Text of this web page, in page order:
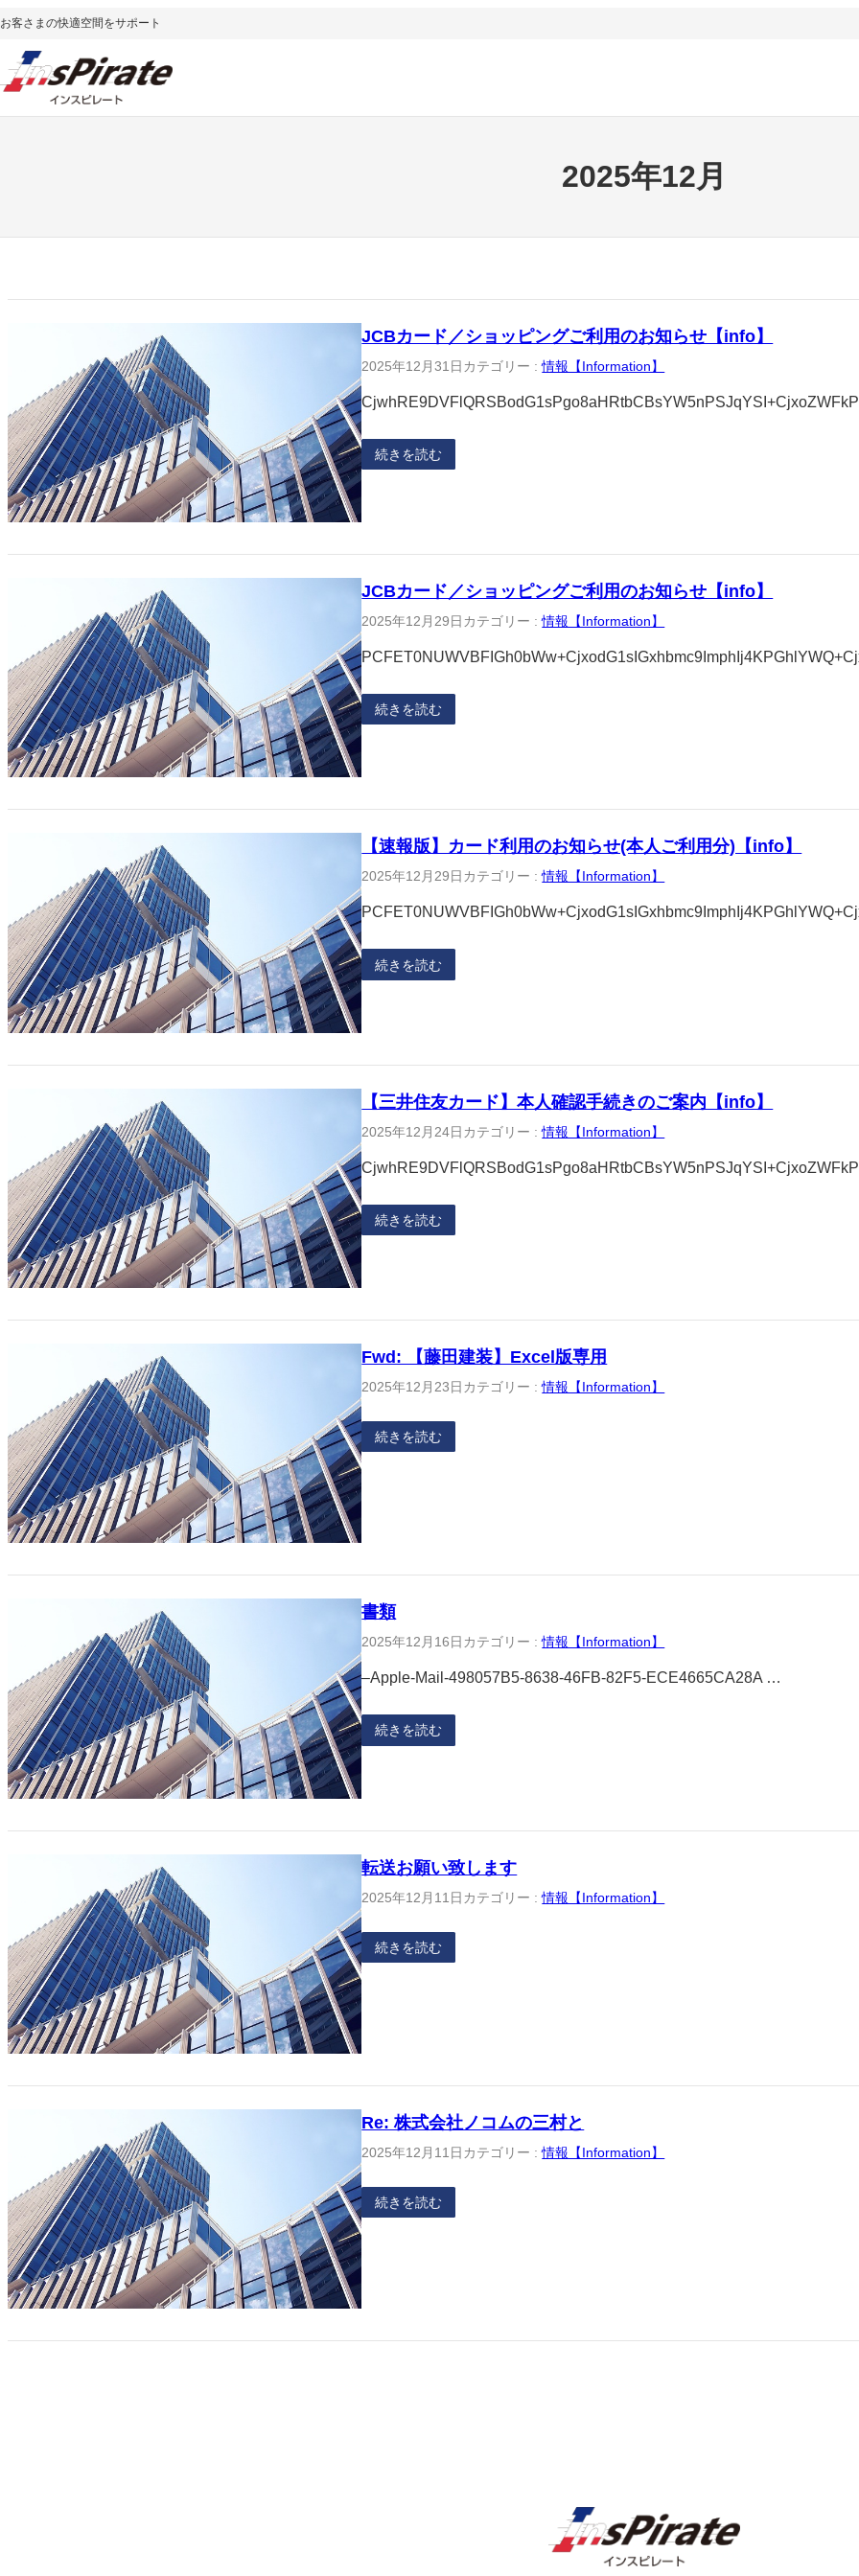
内
を
お客さまの快適空間をサポート
2025年12月
JCBカード／ショッピングご利用のお知らせ【info】
2025年12月31日 カテゴリー :情報【Information】
続きを読む
JCBカード／ショッピングご利用のお知らせ【info】
2025年12月29日 カテゴリー :情報【Information】
続きを読む
【速報版】カード利用のお知らせ(本人ご利用分)【info】
2025年12月29日 カテゴリー :情報【Information】
続きを読む
【三井住友カード】本人確認手続きのご案内【info】
2025年12月24日 カテゴリー :情報【Information】
続きを読む
Fwd: 【藤田建装】Excel版専用
2025年12月23日 カテゴリー :情報【Information】
続きを読む
書類
2025年12月16日 カテゴリー :情報【Information】
–Apple-Mail-498057B5-8638-46FB-82F5-ECE4665CA28A …
続きを読む
転送お願い致します
2025年12月11日 カテゴリー :情報【Information】
続きを読む
Re: 株式会社ノコムの三村と
2025年12月11日 カテゴリー :情報【Information】
続きを読む